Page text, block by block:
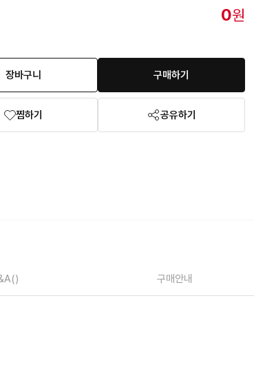
0원
장바구니 구매하기
찜하기 공유하기
() 구매안내